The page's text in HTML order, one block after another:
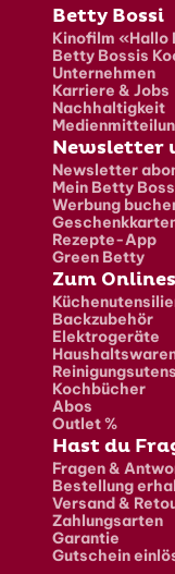
Fusszeile
Betty Bossi
Kinofilm «Hallo
Betty Bossis
Unternehmen
Karriere & Jobs
Nachhaltigkeit
Newsletter
Newsletter
Mein Betty
Werbung
Rezepte-App
Green Betty
Zum
Backzubehör
Elektrogeräte
Kochbücher
Abos
Outlet %
Hast du
Fragen &
Bestellung
Versand &
Zahlungsarten
Garantie
Gutschein